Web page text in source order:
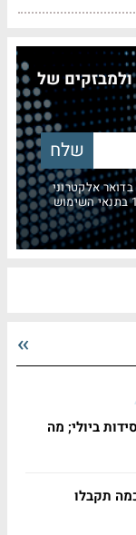
ולמבזקים של
אלקטרוני
ביולי; מה
40 שנה - כמה תקבלו